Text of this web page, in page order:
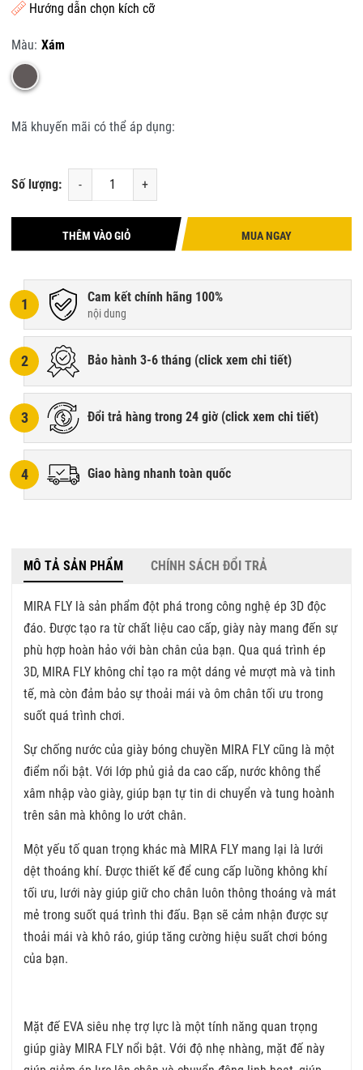
Hướng dẫn chọn kích cỡ
Màu: Xám
Mã khuyến mãi có thể áp dụng:
Số lượng: - +
THÊM VÀO GIỎ MUA NGAY
1 Cam kết chính hãng 100%
nội dung
2 Bảo hành 3-6 tháng (click xem chi tiết)
3 Đổi trả hàng trong 24 giờ (click xem chi tiết)
4 Giao hàng nhanh toàn quốc
MÔ TẢ SẢN PHẨM CHÍNH SÁCH ĐỔI TRẢ
MIRA FLY là sản phẩm đột phá trong công nghệ ép 3D độc
đáo. Được tạo ra từ chất liệu cao cấp, giày này mang đến sự
phù hợp hoàn hảo với bàn chân của bạn. Qua quá trình ép
3D, MIRA FLY không chỉ tạo ra một dáng vẻ mượt mà và tinh
tế, mà còn đảm bảo sự thoải mái và ôm chân tối ưu trong
suốt quá trình chơi.
Sự chống nước của giày bóng chuyền MIRA FLY cũng là một
điểm nổi bật. Với lớp phủ giả da cao cấp, nước không thể
xâm nhập vào giày, giúp bạn tự tin di chuyển và tung hoành
trên sân mà không lo ướt chân.
Một yếu tố quan trọng khác mà MIRA FLY mang lại là lưới
dệt thoáng khí. Được thiết kế để cung cấp luồng không khí
tối ưu, lưới này giúp giữ cho chân luôn thông thoáng và mát
mẻ trong suốt quá trình thi đấu. Bạn sẽ cảm nhận được sự
thoải mái và khô ráo, giúp tăng cường hiệu suất chơi bóng
của bạn.
Mặt đế EVA siêu nhẹ trợ lực là một tính năng quan trọng
giúp giày MIRA FLY nổi bật. Với độ nhẹ nhàng, mặt đế này